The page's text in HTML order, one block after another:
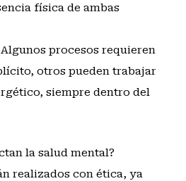
física de ambas
procesos requieren
otros pueden trabajar
siempre dentro del
la salud mental?
realizados con ética, ya